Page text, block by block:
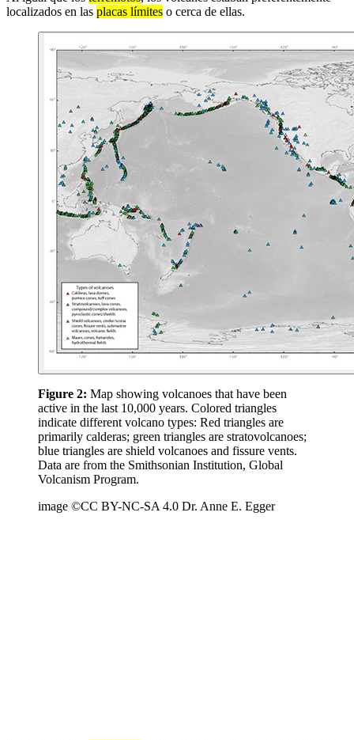
localizados en las placas límites o cerca de ellas.
Figure 2: Map showing volcanoes that have been
active in the last 10,000 years. Colored triangles
indicate different volcano types: Red triangles are
primarily calderas; green triangles are stratovolcanoes;
blue triangles are shield volcanoes and fissure vents.
Data are from the Smithsonian Institution, Global
Volcanism Program.
image ©CC BY-NC-SA 4.0 Dr. Anne E. Egger